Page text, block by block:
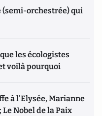
orchestrée) qui
les écologistes
voilà pourquoi
à l'Elysée, Marianne
Nobel de la Paix